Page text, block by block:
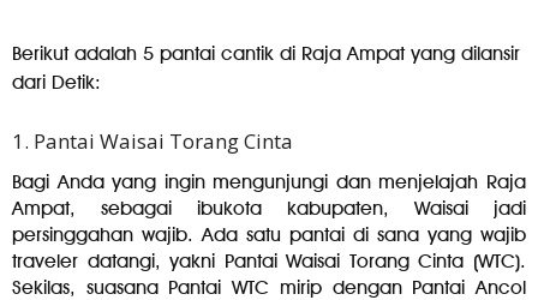
Berikut adalah 5 pantai cantik di Raja Ampat yang dilansir
dari Detik:
1. Pantai Waisai Torang Cinta
Bagi Anda yang ingin mengunjungi dan menjelajah Raja
Ampat, sebagai ibukota kabupaten, Waisai jadi
persinggahan wajib. Ada satu pantai di sana yang wajib
traveler datangi, yakni Pantai Waisai Torang Cinta (WTC).
Sekilas, suasana Pantai WTC mirip dengan Pantai Ancol